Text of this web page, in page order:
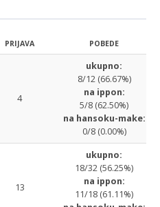
PRIJAVA POBEDE
4
ukupno:
8/12 (66.67%)
na ippon:
5/8 (62.50%)
na hansoku-make:
0/8 (0.00%)
13
ukupno:
18/32 (56.25%)
na ippon:
11/18 (61.11%)